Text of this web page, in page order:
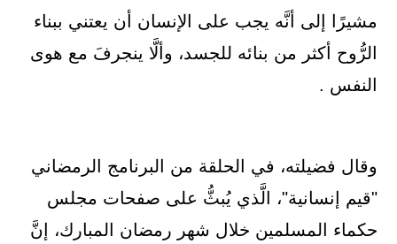
مشيرًا إلى أنَّه يجب على الإنسان أن يعتني ببناء
الرُّوح أكثر من بنائه للجسد، وألَّا ينجرفَ مع هوى
النفس .
وقال فضيلته، في الحلقة من البرنامج الرمضاني
"قيم إنسانية"، الَّذي يُبثُّ على صفحات مجلس
حكماء المسلمين خلال شهر رمضان المبارك، إنَّ